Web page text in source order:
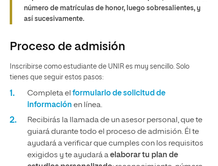
número de matrículas de honor, luego sobresalientes, y
así sucesivamente.
Proceso de admisión
Inscribirse como estudiante de UNIR es muy sencillo. Solo
tienes que seguir estos pasos:
Completa el formulario de solicitud de
información en línea.
Recibirás la llamada de un asesor personal, que te
guiará durante todo el proceso de admisión. Él te
ayudará a verificar que cumples con los requisitos
exigidos y te ayudará aelaborar tu plan de